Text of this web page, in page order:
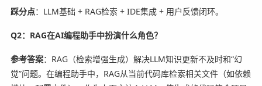
踩分点：LLM基础 + RAG检索 + IDE集成 + 用户反馈闭环。
Q2：RAG在AI编程助手中扮演什么角色？
参考答案：RAG（检索增强生成）解决LLM知识更新不及时和“幻
觉”问题。在编程助手中，RAG从当前代码库检索相关文件（如依赖